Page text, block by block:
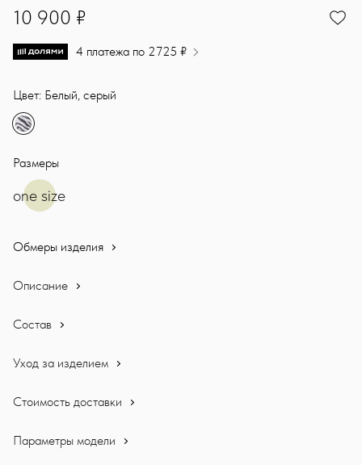
10900
10 900 ₽
4 платежа по 2725 ₽
Цвет: Белый, серый
Размеры
one size
Обмеры изделия
Описание
Состав
Уход за изделием
Стоимость доставки
Параметры модели